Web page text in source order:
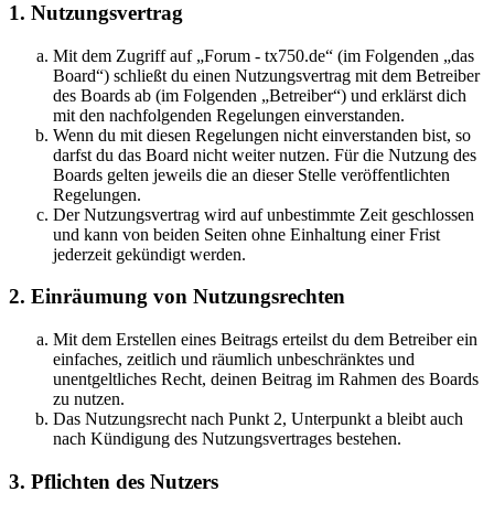
1. Nutzungsvertrag
Mit dem Zugriff auf „Forum - tx750.de“ (im Folgenden „das
Board“) schließt du einen Nutzungsvertrag mit dem Betreiber
des Boards ab (im Folgenden „Betreiber“) und erklärst dich
mit den nachfolgenden Regelungen einverstanden.
Wenn du mit diesen Regelungen nicht einverstanden bist, so
darfst du das Board nicht weiter nutzen. Für die Nutzung des
Boards gelten jeweils die an dieser Stelle veröffentlichten
Regelungen.
Der Nutzungsvertrag wird auf unbestimmte Zeit geschlossen
und kann von beiden Seiten ohne Einhaltung einer Frist
jederzeit gekündigt werden.
2. Einräumung von Nutzungsrechten
Mit dem Erstellen eines Beitrags erteilst du dem Betreiber ein
einfaches, zeitlich und räumlich unbeschränktes und
unentgeltliches Recht, deinen Beitrag im Rahmen des Boards
zu nutzen.
Das Nutzungsrecht nach Punkt 2, Unterpunkt a bleibt auch
nach Kündigung des Nutzungsvertrages bestehen.
3. Pflichten des Nutzers